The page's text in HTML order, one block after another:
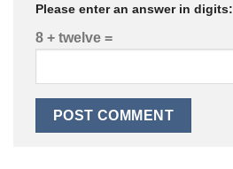
Please enter an answer in digits:
8 + twelve =